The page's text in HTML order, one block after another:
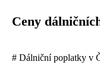
Ceny
# Dálniční poplatky v